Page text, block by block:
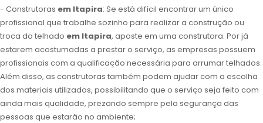
- Construtoras em Itapira: Se está difícil encontrar um único
profissional que trabalhe sozinho para realizar a construção ou
troca do telhado em Itapira, aposte em uma construtora. Por já
estarem acostumadas a prestar o serviço, as empresas possuem
profissionais com a qualificação necessária para arrumar telhados.
Além disso, as construtoras também podem ajudar com a escolha
dos materiais utilizados, possibilitando que o serviço seja feito com
ainda mais qualidade, prezando sempre pela segurança das
pessoas que estarão no ambiente;